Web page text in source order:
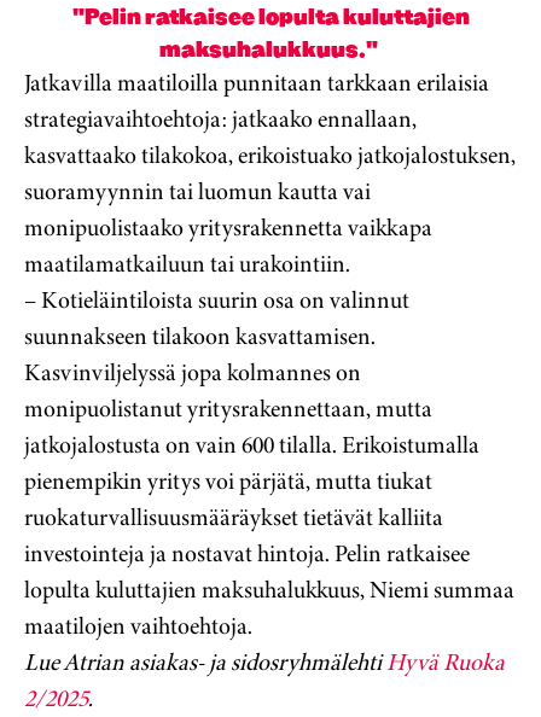
"Pelin ratkaisee lopulta kuluttajien
maksuhalukkuus."
Jatkavilla maatiloilla punnitaan tarkkaan erilaisia
strategiavaihtoehtoja: jatkaako ennallaan,
kasvattaako tilakokoa, erikoistuako jatkojalostuksen,
suoramyynnin tai luomun kautta vai
monipuolistaako yritysrakennetta vaikkapa
maatilamatkailuun tai urakointiin.
– Kotieläintiloista suurin osa on valinnut
suunnakseen tilakoon kasvattamisen.
Kasvinviljelyssä jopa kolmannes on
monipuolistanut yritysrakennettaan, mutta
jatkojalostusta on vain 600 tilalla. Erikoistumalla
pienempikin yritys voi pärjätä, mutta tiukat
ruokaturvallisuusmääräykset tietävät kalliita
investointeja ja nostavat hintoja. Pelin ratkaisee
lopulta kuluttajien maksuhalukkuus, Niemi summaa
maatilojen vaihtoehtoja.
Lue Atrian asiakas- ja sidosryhmälehtiHyvä Ruoka
2/2025.